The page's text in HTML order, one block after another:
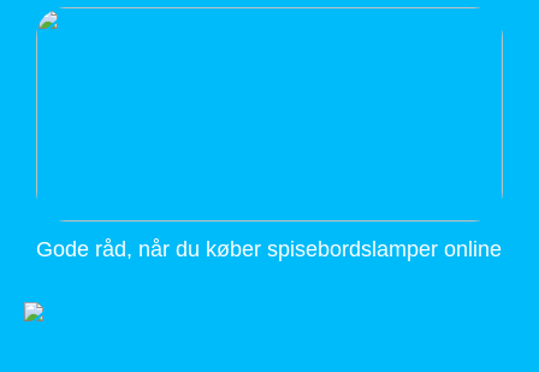
Gode råd, når du køber spisebordslamper online